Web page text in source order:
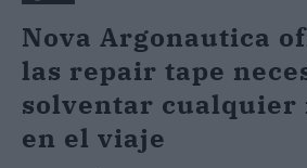
Nova Argonautica
las repair tape
solventar cualquier
en el viaje